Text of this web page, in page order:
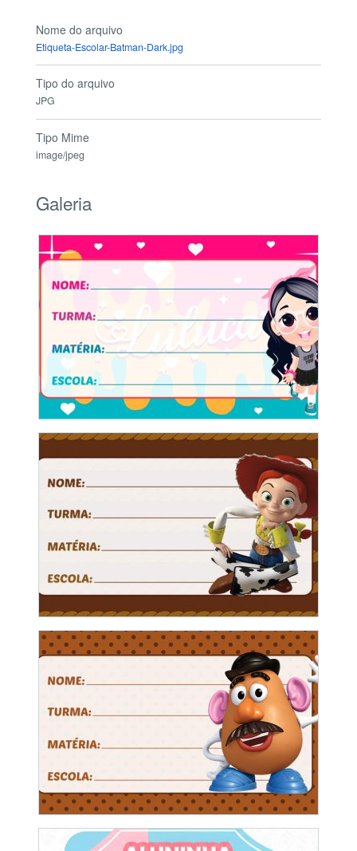
Nome do arquivo
Etiqueta-Escolar-Batman-Dark.jpg
Tipo do arquivo
JPG
Tipo Mime
image/jpeg
Galeria